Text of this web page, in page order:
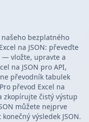
našeho bezplatného
na JSON: převeďte
— vložte, upravte a
na JSON pro API,
převodník tabulek
převod Excel na
zkopírujte čistý výstup
můžete nejprve
výsledek JSON.